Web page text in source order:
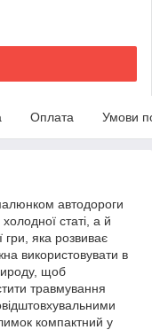
Оплата Умови
автодороги
статі, а й
гри, яка розвиває
використовувати в
щоб
травмування
компактний у